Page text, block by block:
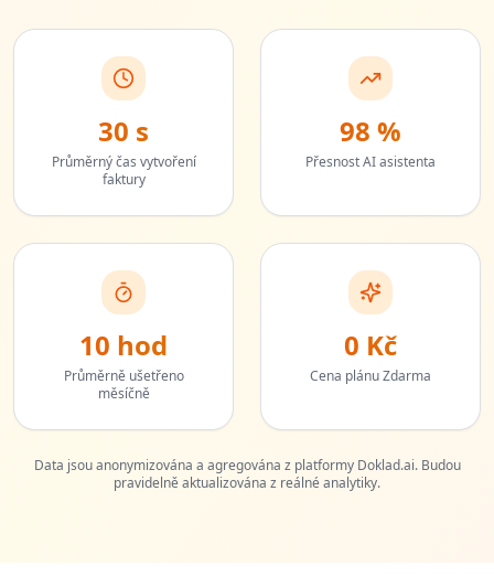
30 s
Průměrný čas vytvoření
faktury
98 %
Přesnost AI asistenta
10 hod
Průměrně ušetřeno
měsíčně
0 Kč
Cena plánu Zdarma
Data jsou anonymizována a agregována z platformy Doklad.ai. Budou
pravidelně aktualizována z reálné analytiky.